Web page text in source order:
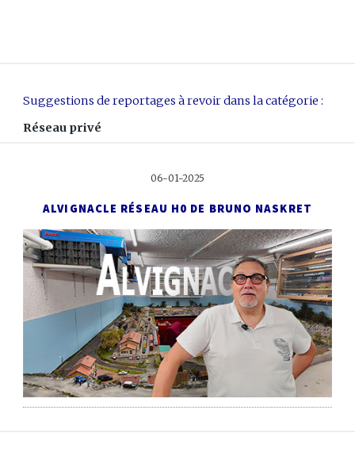
Suggestions de reportages à revoir dans la catégorie :
Réseau privé
06-01-2025
ALVIGNACLE RÉSEAU H0 DE BRUNO NASKRET